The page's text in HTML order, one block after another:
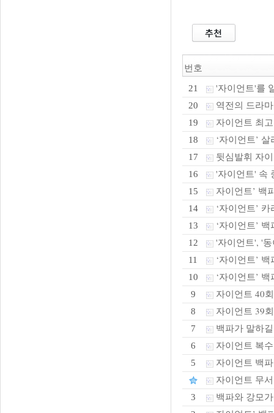
번호
21 '자이언트'를
20 역전의 드라
19 자이언트 최
18 ‘자이언트’
17 뒷심발휘 자
16 '자이언트' 속
15 자이언트’ 백
14 ‘자이언트’
13 ‘자이언트’
12 '자이언트', '
11 ‘자이언트’
10 ‘자이언트’
9 자이언트 40
8 자이언트 39
7 백파가 말하
6 자이언트 복
5
자이언트 백
자이언트 무
3 백파와 강모